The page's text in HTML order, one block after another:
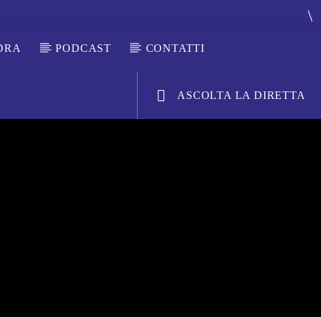
PODCAST CONTATTI
ASCOLTA LA DIRETTA